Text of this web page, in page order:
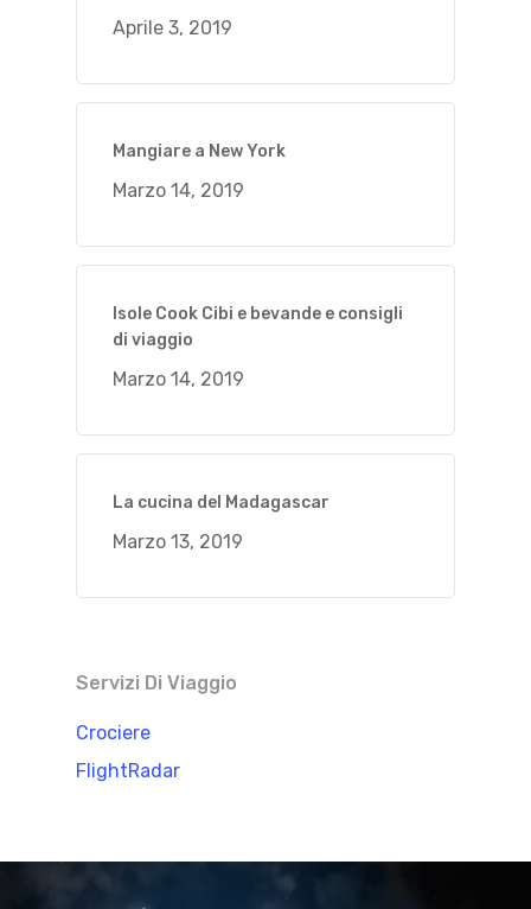
Aprile 3, 2019
Mangiare a New York
Marzo 14, 2019
Isole Cook Cibi e bevande e consigli
di viaggio
Marzo 14, 2019
La cucina del Madagascar
Marzo 13, 2019
Servizi Di Viaggio
Crociere
FlightRadar